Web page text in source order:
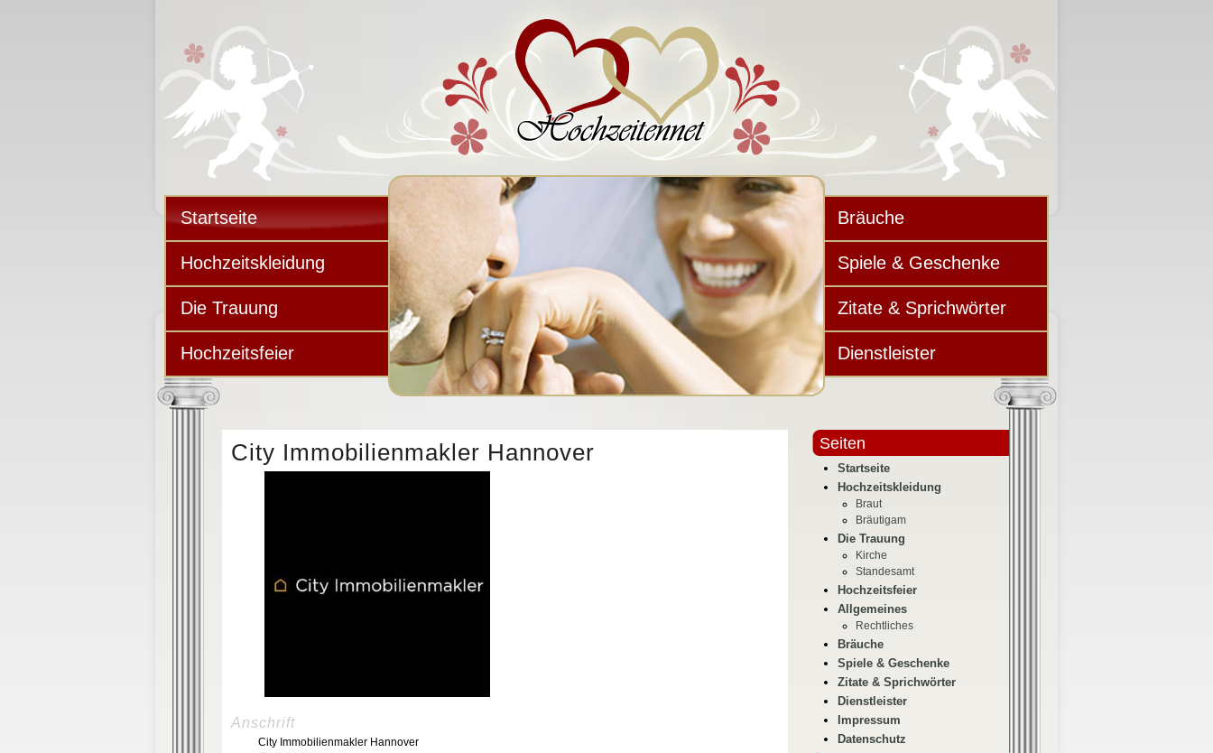
Startseite
Hochzeitskleidung
Die Trauung
Hochzeitsfeier
Bräuche
Spiele & Geschenke
Zitate & Sprichwörter
Dienstleister
City Immobilienmakler Hannover
Anschrift
City Immobilienmakler Hannover
Seiten
Startseite
Hochzeitskleidung
Braut
Bräutigam
Die Trauung
Kirche
Standesamt
Hochzeitsfeier
Allgemeines
Rechtliches
Bräuche
Spiele & Geschenke
Zitate & Sprichwörter
Dienstleister
Impressum
Datenschutz